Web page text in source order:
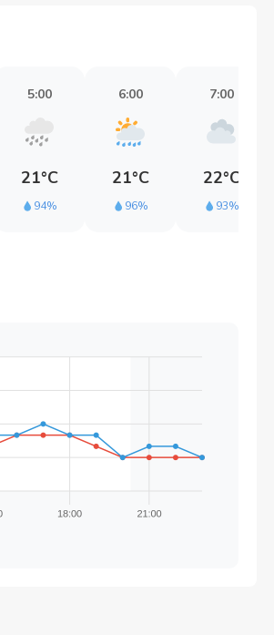
5:00
21°C
94%
6:00
21°C
96%
7:00
22°C
93%